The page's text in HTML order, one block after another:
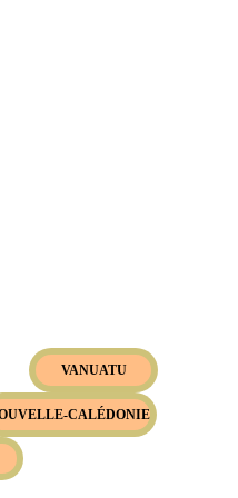
CALÉDONIE
VANUATU